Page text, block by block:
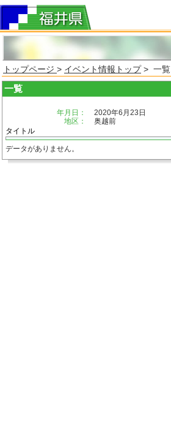
トップページ > イベント情報トップ> 一覧
一覧
年月日：
2020年6月23日
地区：
奥越前
タイトル
データがありません。